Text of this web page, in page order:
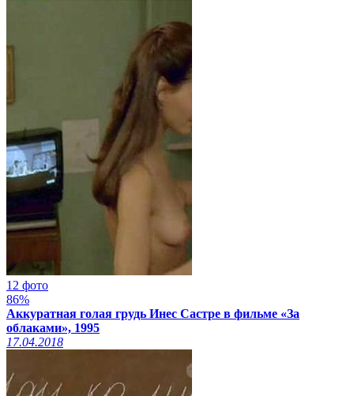
12 фото
86%
Аккуратная голая грудь Инес Састре в фильме «За
облаками», 1995
17.04.2018